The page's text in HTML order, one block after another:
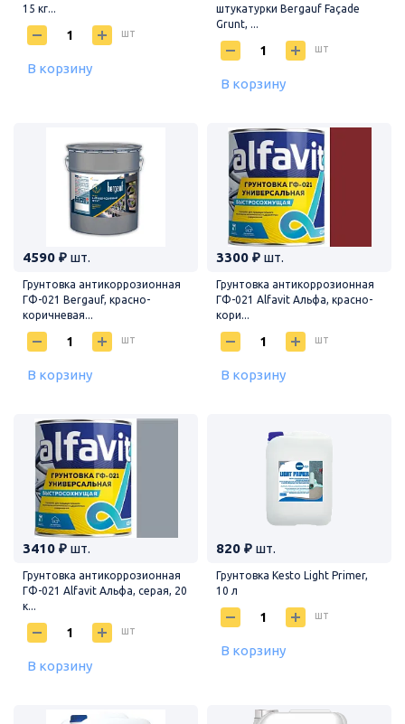
15 кг...
шт
В корзину
штукатурки Bergauf Façade
Grunt, ...
шт
В корзину
4590 ₽ шт.
Грунтовка антикоррозионная
ГФ-021 Bergauf, красно-
коричневая...
шт
В корзину
3300 ₽ шт.
Грунтовка антикоррозионная
ГФ-021 Alfavit Альфа, красно-
кори...
шт
В корзину
3410 ₽ шт.
Грунтовка антикоррозионная
ГФ-021 Alfavit Альфа, серая, 20
к...
шт
В корзину
820 ₽ шт.
Грунтовка Kesto Light Primer,
10 л
шт
В корзину